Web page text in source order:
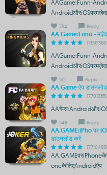
AAGame:Funn-
794 Reply
AA Game:Funn -
AAGame:Funn-
152 Reply
AA Game ऐप
548 Reply
AA.GAME:iPho पर
डाउनलोड करें
oneकेलिएAndroidऐप